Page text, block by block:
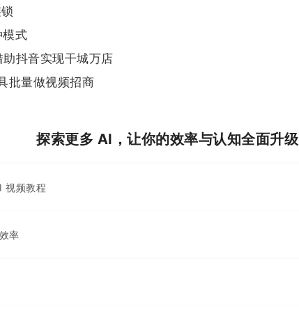
式
抖音实现干城万店
批量做视频招商
探索更多 AI，让你的效率与认知全面升级
视频教程
率